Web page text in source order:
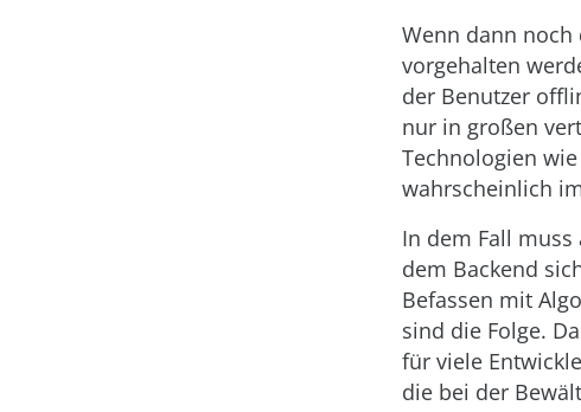
Wenn dann
vorgehalten
der Benutzer
nur in großen
Technologien
wahrscheinlich
In dem Fall
dem Backend
Befassen mit
sind die Folge.
für viele
die bei der